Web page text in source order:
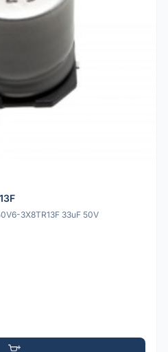
3X8TR13F 33uF 50V